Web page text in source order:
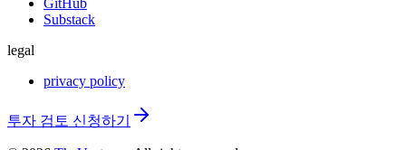
GitHub
Substack
legal
privacy policy
투자 검토 신청하기